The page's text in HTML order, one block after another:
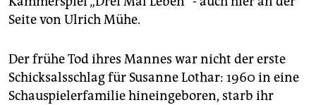
Seite von Ulrich Mühe.
Der frühe Tod ihres Mannes war nicht der erste
Schicksalsschlag für Susanne Lothar: 1960 in eine
Schauspielerfamilie hineingeboren, starb ihr